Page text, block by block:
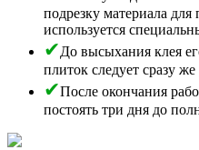
подрезку материала
используется
До высыхания клея
плиток следует сразу
После окончания
постоять три дня до